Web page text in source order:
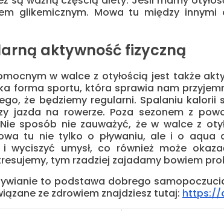
glikemicznym. Mowa tu między innymi
aktywność fizyczną
w walce z otyłością jest także
forma sportu, która sprawia nam
że będziemy regularni. Spalaniu kalorii
jazda na rowerze. Poza sezonem z
sposób nie zauważyć, że w walce z
tu nie tylko o pływaniu, ale i o aqua
wyciszyć umysł, co również może
tym rzadziej zajadamy bowiem
to podstawa dobrego
ze zdrowiem znajdziesz tutaj: https://